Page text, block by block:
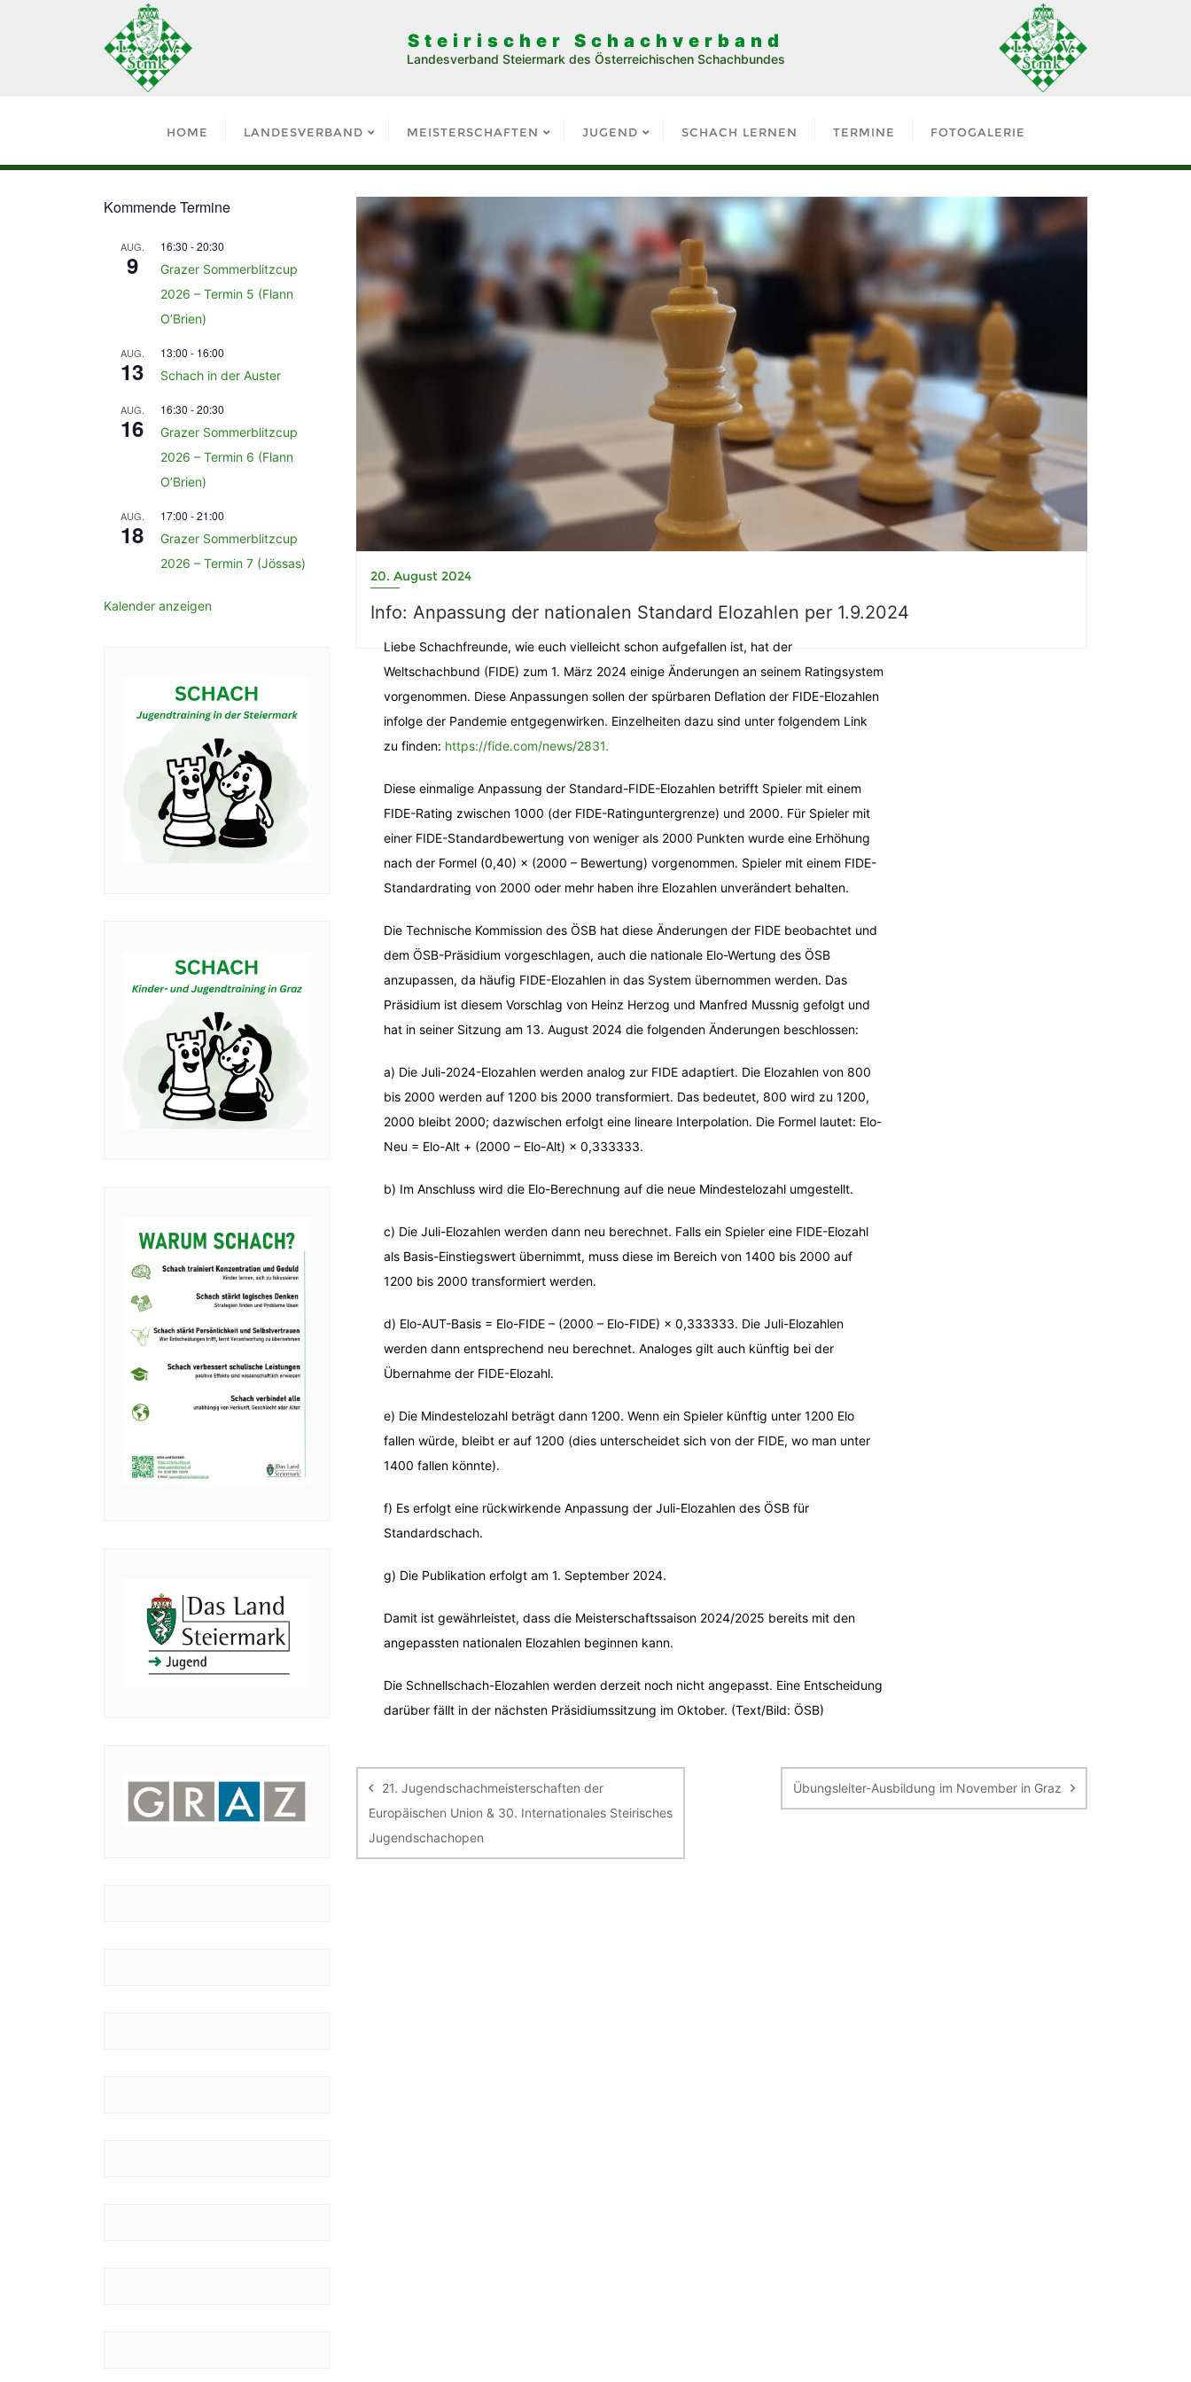
Steirischer Schachverband
Landesverband Steiermark des Österreichischen Schachbundes
HOME LANDESVERBAND MEISTERSCHAFTEN JUGEND SCHACH LERNEN TERMINE FOTOGALERIE
20. August 2024
Info: Anpassung der nationalen Standard Elozahlen per 1.9.2024
Liebe Schachfreunde, wie euch vielleicht schon aufgefallen ist, hat der
Weltschachbund (FIDE) zum 1. März 2024 einige Änderungen an seinem Ratingsystem
vorgenommen. Diese Anpassungen sollen der spürbaren Deflation der FIDE-Elozahlen
infolge der Pandemie entgegenwirken. Einzelheiten dazu sind unter folgendem Link
zu finden: https://fide.com/news/2831.
Diese einmalige Anpassung der Standard-FIDE-Elozahlen betrifft Spieler mit einem
FIDE-Rating zwischen 1000 (der FIDE-Ratinguntergrenze) und 2000. Für Spieler mit
einer FIDE-Standardbewertung von weniger als 2000 Punkten wurde eine Erhöhung
nach der Formel (0,40) × (2000 – Bewertung) vorgenommen. Spieler mit einem FIDE-
Standardrating von 2000 oder mehr haben ihre Elozahlen unverändert behalten.
Die Technische Kommission des ÖSB hat diese Änderungen der FIDE beobachtet und
dem ÖSB-Präsidium vorgeschlagen, auch die nationale Elo-Wertung des ÖSB
anzupassen, da häufig FIDE-Elozahlen in das System übernommen werden. Das
Präsidium ist diesem Vorschlag von Heinz Herzog und Manfred Mussnig gefolgt und
hat in seiner Sitzung am 13. August 2024 die folgenden Änderungen beschlossen:
a) Die Juli-2024-Elozahlen werden analog zur FIDE adaptiert. Die Elozahlen von 800
bis 2000 werden auf 1200 bis 2000 transformiert. Das bedeutet, 800 wird zu 1200,
2000 bleibt 2000; dazwischen erfolgt eine lineare Interpolation. Die Formel lautet: Elo-
Neu = Elo-Alt + (2000 – Elo-Alt) × 0,333333.
b) Im Anschluss wird die Elo-Berechnung auf die neue Mindestelozahl umgestellt.
c) Die Juli-Elozahlen werden dann neu berechnet. Falls ein Spieler eine FIDE-Elozahl
als Basis-Einstiegswert übernimmt, muss diese im Bereich von 1400 bis 2000 auf
1200 bis 2000 transformiert werden.
d) Elo-AUT-Basis = Elo-FIDE – (2000 – Elo-FIDE) × 0,333333. Die Juli-Elozahlen
werden dann entsprechend neu berechnet. Analoges gilt auch künftig bei der
Übernahme der FIDE-Elozahl.
e) Die Mindestelozahl beträgt dann 1200. Wenn ein Spieler künftig unter 1200 Elo
fallen würde, bleibt er auf 1200 (dies unterscheidet sich von der FIDE, wo man unter
1400 fallen könnte).
f) Es erfolgt eine rückwirkende Anpassung der Juli-Elozahlen des ÖSB für
Standardschach.
g) Die Publikation erfolgt am 1. September 2024.
Damit ist gewährleistet, dass die Meisterschaftssaison 2024/2025 bereits mit den
angepassten nationalen Elozahlen beginnen kann.
Die Schnellschach-Elozahlen werden derzeit noch nicht angepasst. Eine Entscheidung
darüber fällt in der nächsten Präsidiumssitzung im Oktober. (Text/Bild: ÖSB)
21. Jugendschachmeisterschaften der
Europäischen Union & 30. Internationales Steirisches
Jugendschachopen
Übungsleiter-Ausbildung im November in Graz
Kommende Termine
AUG.
9
16:30 -20:30
Grazer Sommerblitzcup
2026 – Termin 5 (Flann
O’Brien)
AUG.
13
13:00 - 16:00
Schach in der Auster
AUG.
16
16:30 -20:30
Grazer Sommerblitzcup
2026 – Termin 6 (Flann
O’Brien)
AUG.
18
17:00 -21:00
Grazer Sommerblitzcup
2026 – Termin 7 (Jössas)
Kalender anzeigen